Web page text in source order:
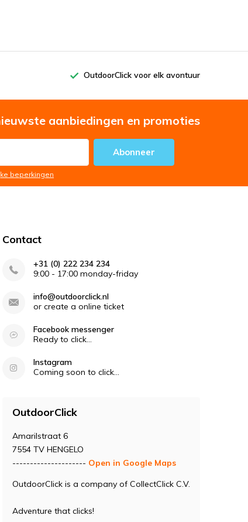
OutdoorClick voor elk avontuur
aanbiedingen en promoties
Abonneer
beperkingen
Contact
+31 (0) 222 234 234
9:00 - 17:00 monday-friday
info@outdoorclick.nl
or create a online ticket
Facebook messenger
Ready to click...
Instagram
Coming soon to click...
OutdoorClick
Amarilstraat 6
7554 TV HENGELO
--------------------- Open in Google Maps
OutdoorClick is a company of CollectClick C.V.
Adventure that clicks!